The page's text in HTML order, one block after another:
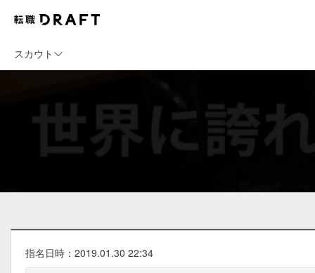
スカウト
指名日時：2019.01.30 22:34